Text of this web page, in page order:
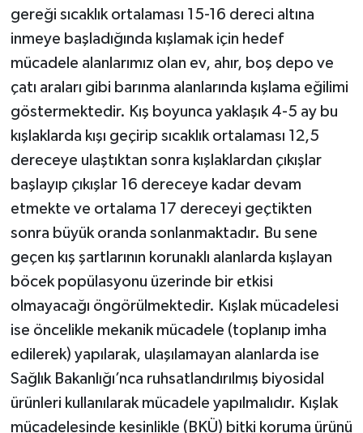
gereği sıcaklık ortalaması 15-16 dereci altına
inmeye başladığında kışlamak için hedef
mücadele alanlarımız olan ev, ahır, boş depo ve
çatı araları gibi barınma alanlarında kışlama eğilimi
göstermektedir. Kış boyunca yaklaşık 4-5 ay bu
kışlaklarda kışı geçirip sıcaklık ortalaması 12,5
dereceye ulaştıktan sonra kışlaklardan çıkışlar
başlayıp çıkışlar 16 dereceye kadar devam
etmekte ve ortalama 17 dereceyi geçtikten
sonra büyük oranda sonlanmaktadır. Bu sene
geçen kış şartlarının korunaklı alanlarda kışlayan
böcek popülasyonu üzerinde bir etkisi
olmayacağı öngörülmektedir. Kışlak mücadelesi
ise öncelikle mekanik mücadele (toplanıp imha
edilerek) yapılarak, ulaşılamayan alanlarda ise
Sağlık Bakanlığı’nca ruhsatlandırılmış biyosidal
ürünleri kullanılarak mücadele yapılmalıdır. Kışlak
mücadelesinde kesinlikle (BKÜ) bitki koruma ürünü